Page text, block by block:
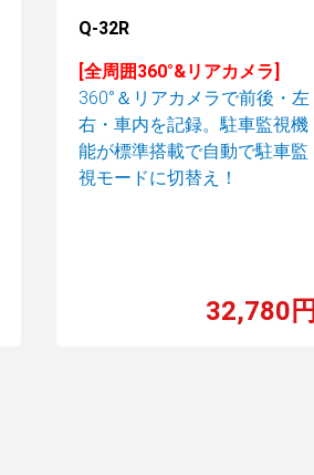
Q-32R
[全周囲360°&リアカメラ]
360°＆リアカメラで前後・左
右・車内を記録。駐車監視機
能が標準搭載で自動で駐車監
視モードに切替え！
32,780円